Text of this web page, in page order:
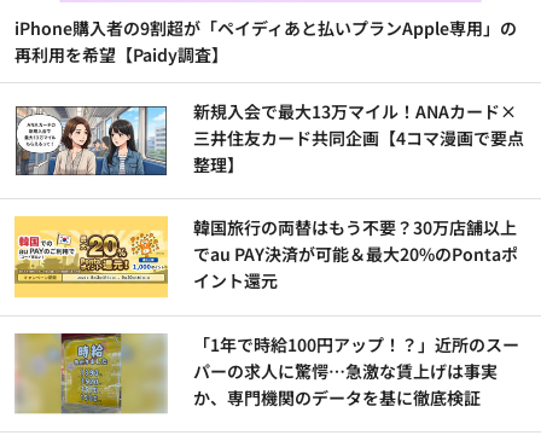
iPhone購入者の9割超が「ペイディあと払いプランApple専用」の
再利用を希望【Paidy調査】
新規入会で最大13万マイル！ANAカード×
三井住友カード共同企画【4コマ漫画で要点
整理】
韓国旅行の両替はもう不要？30万店舗以上
でau PAY決済が可能＆最大20%のPontaポ
イント還元
「1年で時給100円アップ！？」近所のスー
パーの求人に驚愕…急激な賃上げは事実
か、専門機関のデータを基に徹底検証